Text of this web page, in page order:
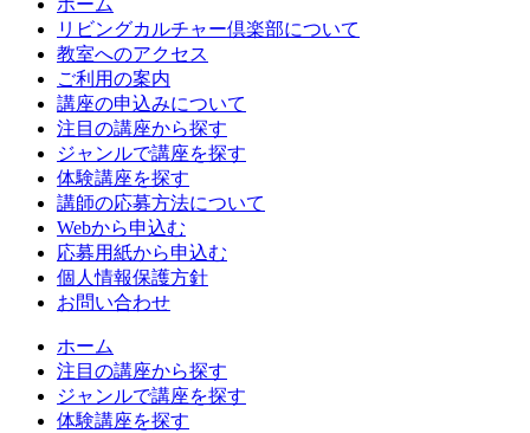
リビングカルチャー倶楽部について
教室へのアクセス
ご利用の案内
講座の申込みについて
注目の講座から探す
ジャンルで講座を探す
体験講座を探す
講師の応募方法について
Webから申込む
応募用紙から申込む
個人情報保護方針
お問い合わせ
ホーム
注目の講座から探す
ジャンルで講座を探す
体験講座を探す